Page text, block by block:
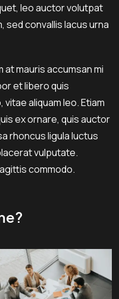
leo auctor volutpat
sed convallis lacus urna
mauris accumsan mi
et libero quis
vitae aliquam leo. Etiam
ex ornare, quis auctor
rhoncus ligula luctus
vulputate.
commodo.